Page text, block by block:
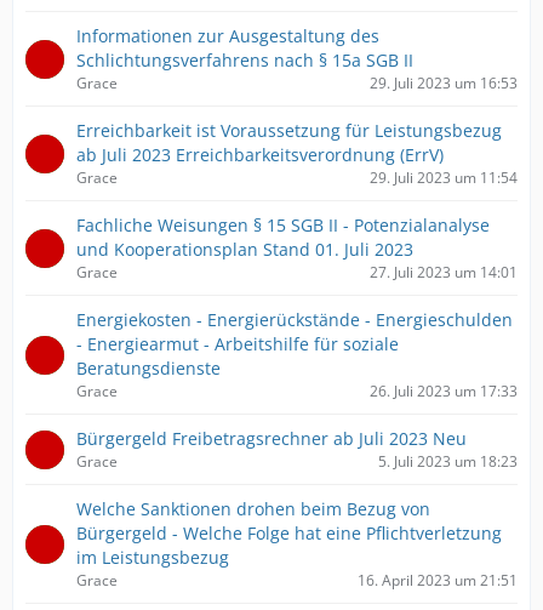
Informationen zur Ausgestaltung des
Schlichtungsverfahrens nach § 15a SGB II
Grace 29. Juli 2023 um 16:53
Erreichbarkeit ist Voraussetzung für Leistungsbezug
ab Juli 2023 ​Erreichbarkeitsverordnung (ErrV)
Grace 29. Juli 2023 um 11:54
Fachliche Weisungen § 15 SGB II - Potenzialanalyse
und Kooperationsplan Stand 01. Juli 2023
Grace 27. Juli 2023 um 14:01
Energiekosten - Energierückstände - Energieschulden
- Energiearmut - Arbeitshilfe für soziale
Beratungsdienste
Grace 26. Juli 2023 um 17:33
Bürgergeld Freibetragsrechner ab Juli 2023 Neu
Grace 5. Juli 2023 um 18:23
Welche Sanktionen drohen beim Bezug von
Bürgergeld - Welche Folge hat eine Pflichtverletzung
im Leistungsbezug
Grace 16. April 2023 um 21:51